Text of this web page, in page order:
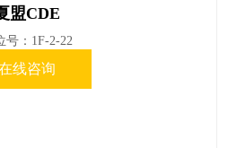
盟CDE
号：1F-2-22
线咨询